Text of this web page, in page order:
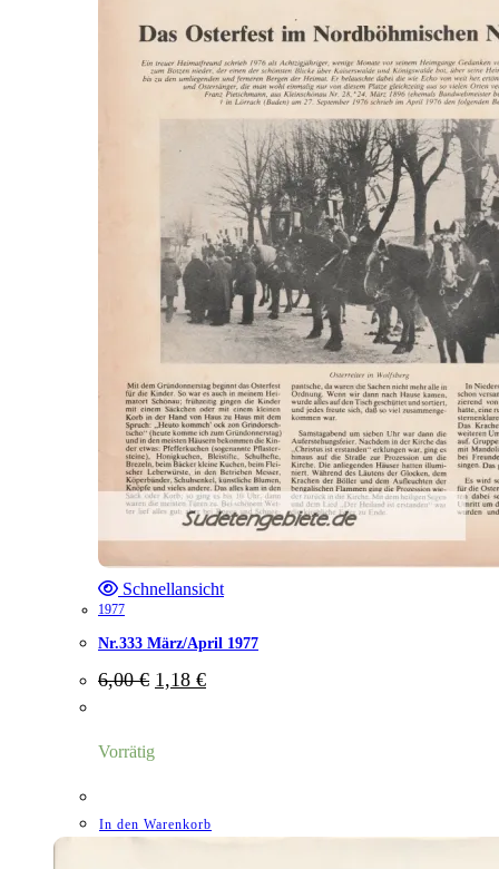
Schnellansicht
1977
Nr.333 März/April 1977
6,00€ Ursprünglicher
Preis
1,18 €Aktueller
Vorrätig
In den Warenkorb